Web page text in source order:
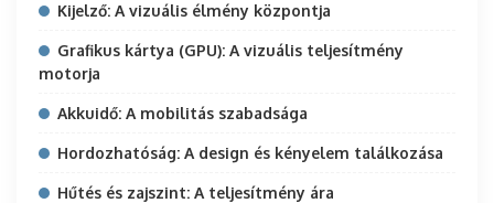
Kijelző: A vizuális élmény központja
Grafikus kártya (GPU): A vizuális teljesítmény
motorja
Akkuidő: A mobilitás szabadsága
Hordozhatóság: A design és kényelem találkozása
Hűtés és zajszint: A teljesítmény ára